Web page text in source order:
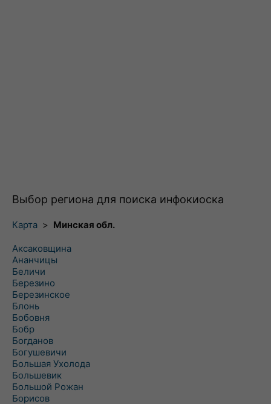
Выбор региона для поиска инфокиоска
Карта > Минская обл.
Аксаковщина
Ананчицы
Беличи
Березино
Березинское
Блонь
Бобовня
Бобр
Богданов
Богушевичи
Большая Ухолода
Большевик
Большой Рожан
Борисов